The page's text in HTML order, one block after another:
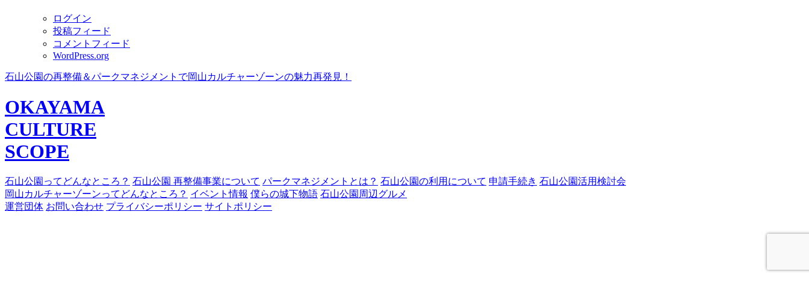
ログイン
投稿フィード
コメントフィード
WordPress.org
石山公園の再整備＆パークマネジメントで岡山カルチャーゾーンの魅力再発見！
OKAYAMA
CULTURE
SCOPE
石山公園ってどんなところ？ 石山公園 再整備事業について パークマネジメントとは？ 石山公園の利用について 申請手続き 石山公園活用検討会
岡山カルチャーゾーンってどんなところ？ イベント情報 僕らの城下物語 石山公園周辺グルメ
運営団体 お問い合わせ プライバシーポリシー サイトポリシー